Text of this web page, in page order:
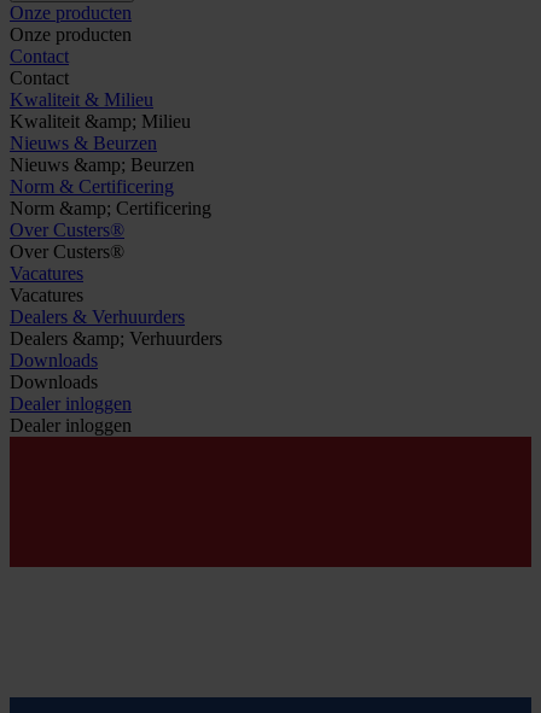
Onze producten
Onze producten
Contact
Contact
Kwaliteit & Milieu
Kwaliteit &amp; Milieu
Nieuws & Beurzen
Nieuws &amp; Beurzen
Norm & Certificering
Norm &amp; Certificering
Over Custers®
Over Custers®
Vacatures
Vacatures
Dealers & Verhuurders
Dealers &amp; Verhuurders
Downloads
Downloads
Dealer inloggen
Dealer inloggen